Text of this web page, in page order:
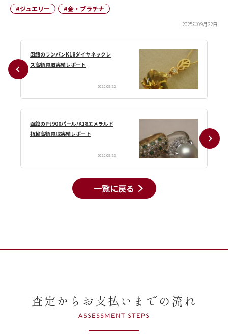
#ジュエリー #金・プラチナ
2025年09月22日
函館のランバンK18ダイヤネックレ
ス高額買取実績レポート
2025,09.22
函館のPt900パール/K18エメラルド
指輪高額買取実績レポート
2025,09.23
一覧に戻る
査定からお支払いまでの流れ
ASSESSMENT STEPS